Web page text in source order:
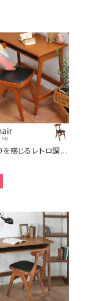
を感じるレトロ調コ
ブラウン ウッドチ
ーク調 シンプル ナ
ビー おしゃれ 椅子
ェア インテリア